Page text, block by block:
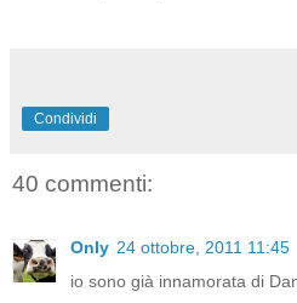
Condividi
40 commenti:
Only 24 ottobre, 2011 11:45
io sono già innamorata di